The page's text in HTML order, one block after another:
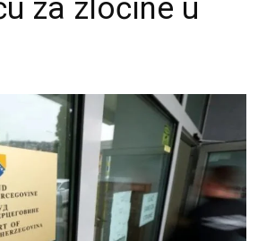
za zločine u